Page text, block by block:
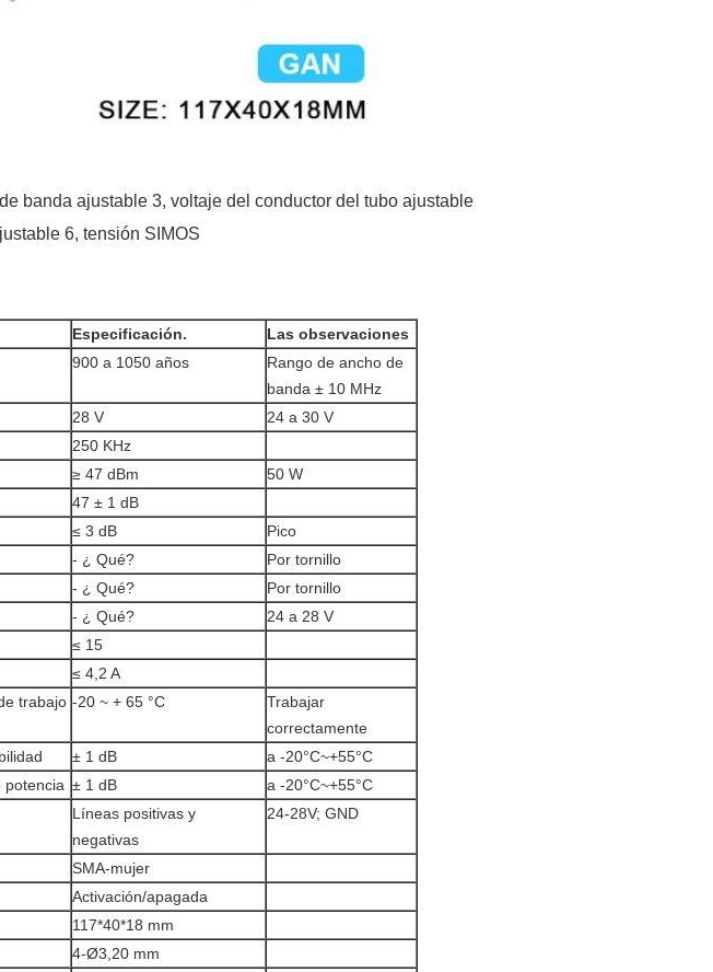
banda ajustable 3, voltaje del conductor del tubo ajustable
6, tensión SIMOS
Especificación.
Las observaciones
900 a 1050 años
Rango de ancho de
banda ± 10 MHz
28 V
24 a 30 V
250 KHz
≥ 47 dBm
50 W
47 ± 1 dB
≤ 3 dB
Pico
- ¿ Qué?
Por tornillo
- ¿ Qué?
Por tornillo
- ¿ Qué?
24 a 28 V
≤ 15
≤ 4,2 A
trabajo -20 ~ + 65 °C
Trabajar
correctamente
± 1 dB
a -20°C~+55°C
potencia ± 1 dB
a -20°C~+55°C
Líneas positivas y
negativas
24-28V; GND
SMA-mujer
Activación/apagada
117*40*18 mm
4-Ø3,20 mm